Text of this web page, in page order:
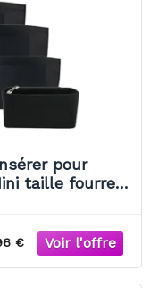
pour
taille fourre-
€